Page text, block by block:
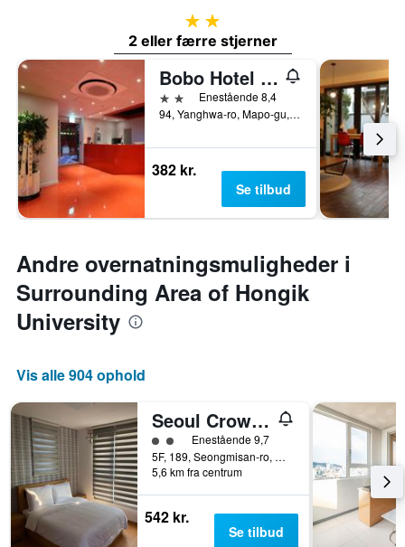
2 stjerner
2 eller færre stjerner
Bobo Hotel Hongdae
2 stjernerEnestående 8,4
94, Yanghwa-ro, Mapo-gu, Seoul, Sydkorea
382 kr.
Se tilbud
Andre overnatningsmuligheder i
Surrounding Area of Hongik
University
Vis alle 904 ophold
Seoul Crown 88 Guest House - Foreign Guests Only
Vurderet til klasse 2
Enestående 9,7
5F, 189, Seongmisan-ro, Mapo-gu, Seoul, Sydkorea
5,6 km fra centrum
542 kr.
Se tilbud